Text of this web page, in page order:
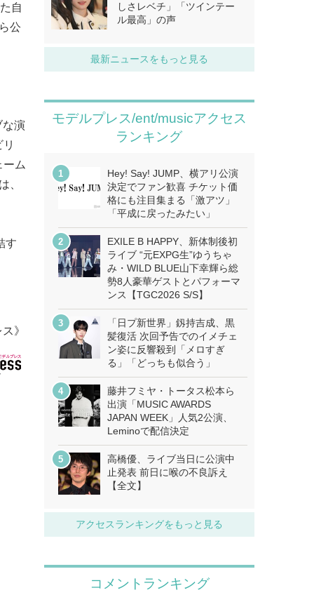
自
公
な演
ム
、
す
》
しさレベチ」「ツインテー
ル最高」の声
最新ニュースをもっと見る
モデルプレス/ent/musicアクセス
ランキング
Hey! Say! JUMP、横アリ公演
決定でファン歓喜 チケット価
格にも注目集まる「激アツ」
「平成に戻ったみたい」
EXILE B HAPPY、新体制後初
ライブ “元EXPG生”ゆうちゃ
み・WILD BLUE山下幸輝ら総
勢8人豪華ゲストとパフォーマ
ンス【TGC2026 S/S】
「日プ新世界」釼持吉成、黒
髪復活 次回予告でのイメチェ
ン姿に反響殺到「メロすぎ
る」「どっちも似合う」
藤井フミヤ・トータス松本ら
出演「MUSIC AWARDS
JAPAN WEEK」人気2公演、
Leminoで配信決定
高橋優、ライブ当日に公演中
止発表 前日に喉の不良訴え
【全文】
アクセスランキングをもっと見る